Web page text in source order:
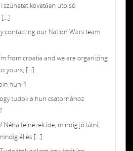
szünetet követően utolsó
contacting our Nation Wars team
from croatia and we are organizing
yours, [...]
hun-1
tudok a hun csatornához
Néha felnézek ide, mindig jó látni,
él és [...]